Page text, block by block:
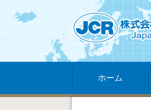
ホーム